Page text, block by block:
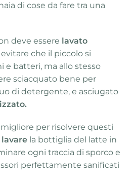
di cose da fare tra una
deve essere lavato
che il piccolo si
e batteri, ma allo stesso
sciacquato bene per
di detergente, e asciugato
migliore per risolvere questi
lavare la bottiglia del latte in
ogni traccia di sporco e
perfettamente sanificati